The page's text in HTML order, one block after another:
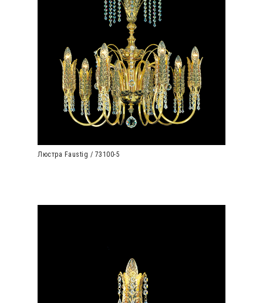
Люстра Faustig / 73100-5